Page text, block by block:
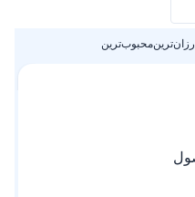
ارزان‌ترینمحبوب‌ترین